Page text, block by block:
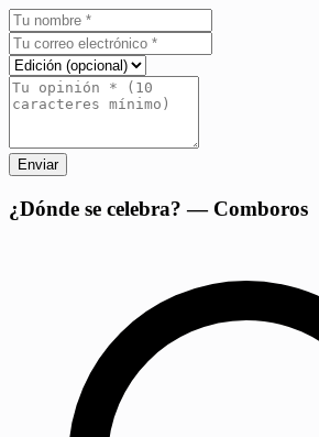
Enviar
¿Dónde se celebra? — Comboros